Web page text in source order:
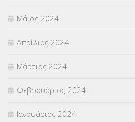
Μάιος 2024
Απρίλιος 2024
Μάρτιος 2024
Φεβρουάριος 2024
Ιανουάριος 2024